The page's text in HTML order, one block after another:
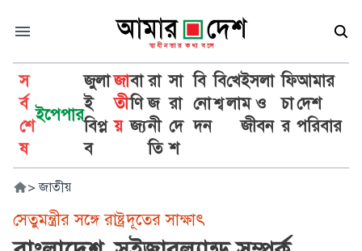
স
র্ব
শে
ষ
ইপেপার
জুলা
ই
বিপ্ল
ব
জা
তী
য়
বা
ণি
জ্য
রা
জ
নী
তি
সা
রা
দে
শ
বি
নো
দন
বি
শ্ব
খে
লা
ইসলা
ম ও
জীবন
ফি
চা
র
আমার
দেশ
পরিবার
> জাতীয়
সেতুমন্ত্রীর সঙ্গে রাষ্ট্রদূতের সাক্ষাৎ